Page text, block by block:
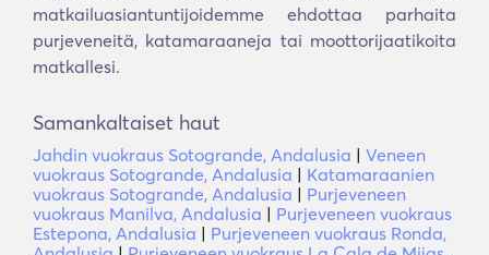
matkailuasiantuntijoidemme ehdottaa parhaita
purjeveneitä, katamaraaneja tai moottorijaatikoita
matkallesi.
Samankaltaiset haut
Jahdin vuokraus Sotogrande, Andalusia | Veneen
vuokraus Sotogrande, Andalusia | Katamaraanien
vuokraus Sotogrande, Andalusia | Purjeveneen
vuokraus Manilva, Andalusia | Purjeveneen vuokraus
Estepona, Andalusia | Purjeveneen vuokraus Ronda,